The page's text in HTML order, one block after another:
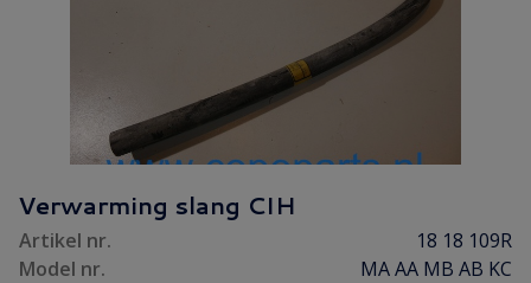
Verwarming slang CIH
Artikel nr.
18 18 109R
Model nr.
MA AA MB AB KC